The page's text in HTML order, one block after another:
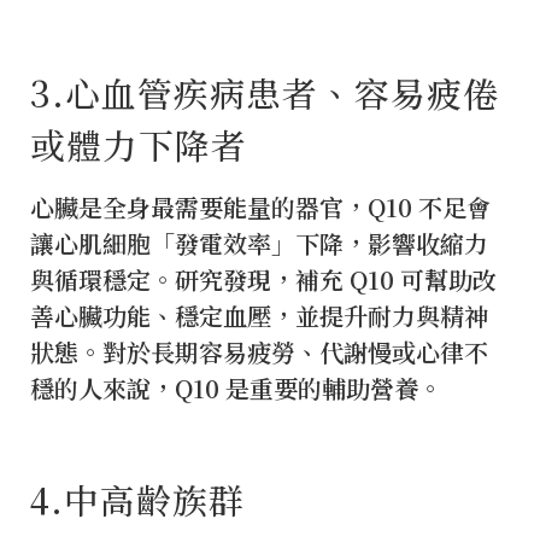
3️.心血管疾病患者、容易疲倦
或體力下降者
心臟是全身最需要能量的器官，Q10 不足會
讓心肌細胞「發電效率」下降，影響收縮力
與循環穩定。研究發現，補充 Q10 可幫助改
善心臟功能、穩定血壓，並提升耐力與精神
狀態。對於長期容易疲勞、代謝慢或心律不
穩的人來說，Q10 是重要的輔助營養。
4️.中高齡族群